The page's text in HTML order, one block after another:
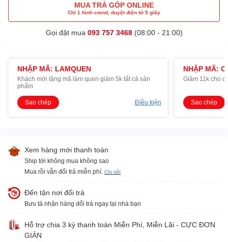
MUA TRẢ GÓP ONLINE
Chỉ 1 hình cmnd, duyệt điện tử 5 giây
Gọi đặt mua 093 757 3468(08:00 - 21:00)
NHẬP MÃ: LAMQUEN
Khách mới tặng mã làm quen giảm 5k tất cả sản
phẩm
Sao chép Điều kiện
NHẬP MÃ:
Giảm 11k cho
Sao chép
Xem hàng mới thanh toán
Ship tới không mua không sao
Mua rồi vẫn đổi trả miễn phí. Chi tiết
Đến tận nơi đổi trả
Bưu tá nhận hàng đổi trả ngay tại nhà bạn
Hỗ trợ chia 3 kỳ thanh toán Miễn Phí, Miễn Lãi - CỰC ĐƠN
GIẢN